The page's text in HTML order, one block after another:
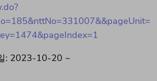
: 2023-10-20 ~